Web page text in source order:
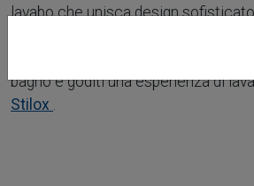
lavabo che unisca design
bagno e goditi una esperienza di
Stilox .